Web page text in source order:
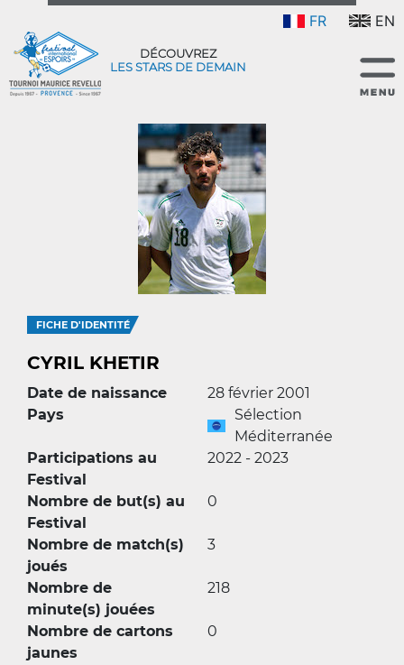
FR EN
DÉCOUVREZ
LES STARS DE DEMAIN
FICHE D'IDENTITÉ
CYRIL KHETIR
Date de naissance
28 février 2001
Pays
Sélection
Méditerranée
Participations au
Festival
2022 - 2023
Nombre de but(s) au
Festival
0
Nombre de match(s)
joués
3
Nombre de
minute(s) jouées
218
Nombre de cartons
jaunes
0